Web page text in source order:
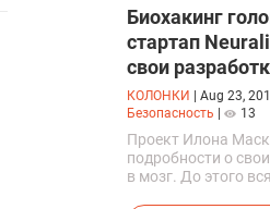
Биохакинг
стартап
свои
КОЛОНКИ Aug 23,
Безопасность
13
Проект Илона
подробности о
в мозг. До этого